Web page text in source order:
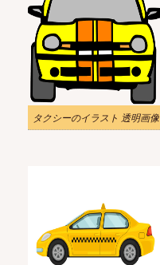
タクシーのイラスト 透明画像